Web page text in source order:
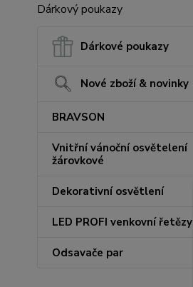
Dárkový poukazy
Dárkové poukazy
Nové zboží & novinky
BRAVSON
Vnitřní vánoční osvětelení
žárovkové
Dekorativní osvětlení
LED PROFI venkovní řetězy
Odsavače par